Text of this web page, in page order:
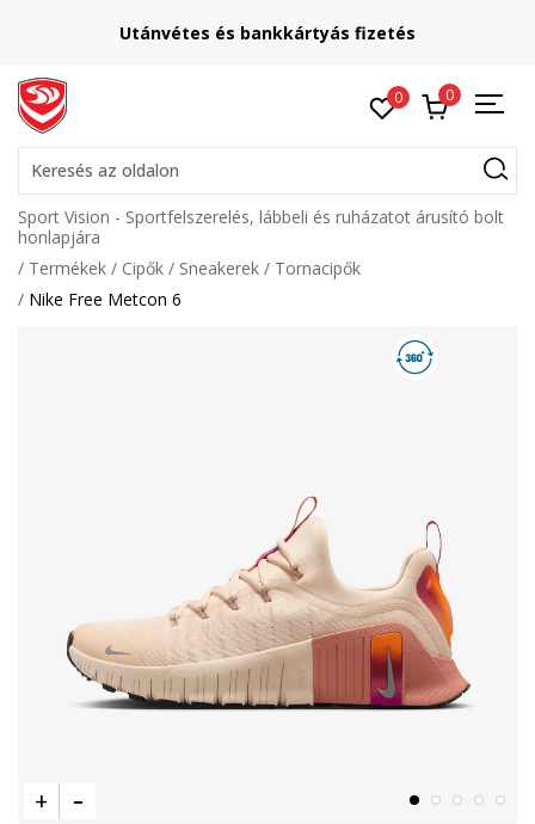
Utánvétes és bankkártyás fizetés
0 0
Keresés az oldalon
Sport Vision - Sportfelszerelés, lábbeli és ruházatot árusító bolt
honlapjára
Termékek
Cipők Sneakerek
Tornacipők
Nike Free Metcon 6